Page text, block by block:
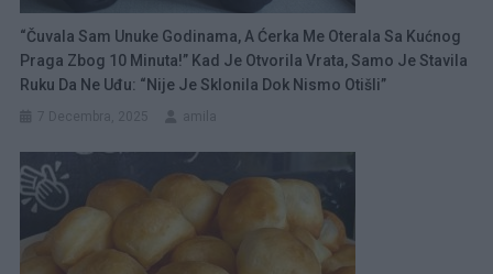
“Čuvala Sam Unuke Godinama, A Ćerka Me Oterala Sa Kućnog
Praga Zbog 10 Minuta!” Kad Je Otvorila Vrata, Samo Je Stavila
Ruku Da Ne Uđu: “Nije Je Sklonila Dok Nismo Otišli”